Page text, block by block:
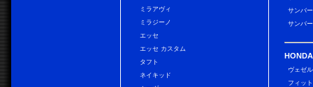
ミラアヴィ
ミラジーノ
エッセ
エッセ カスタム
タフト
ネイキッド
サンバ
サンバ
HONDA
ヴェゼル
フィット